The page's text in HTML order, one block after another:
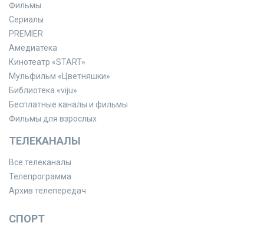
Фильмы
Сериалы
PREMIER
Амедиатека
Кинотеатр «START»
Мульфильм «Цветняшки»
Библиотека «viju»
Бесплатные каналы и фильмы
Фильмы для взрослых
ТЕЛЕКАНАЛЫ
Все телеканалы
Телепрограмма
Архив телепередач
СПОРТ